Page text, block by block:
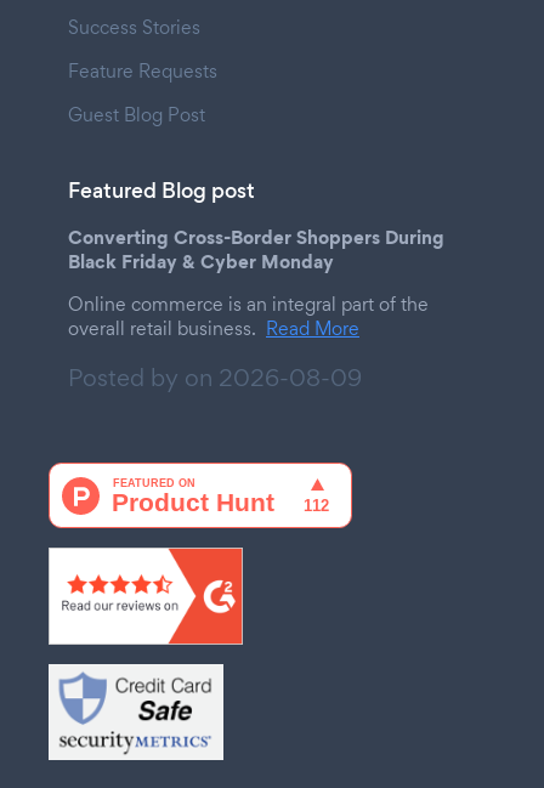
Success Stories
Feature Requests
Guest Blog Post
Featured Blog post
Converting Cross-Border Shoppers During
Black Friday & Cyber Monday
Online commerce is an integral part of the
overall retail business. Read More
Posted by on 2026-08-09